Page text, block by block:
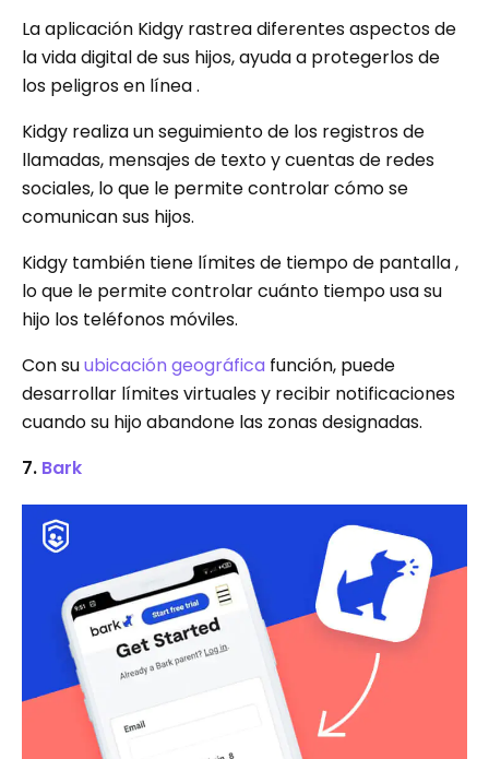
La aplicación Kidgy rastrea diferentes aspectos de
la vida digital de sus hijos, ayuda a protegerlos de
los peligros en línea .
Kidgy realiza un seguimiento de los registros de
llamadas, mensajes de texto y cuentas de redes
sociales, lo que le permite controlar cómo se
comunican sus hijos.
Kidgy también tiene límites de tiempo de pantalla ,
lo que le permite controlar cuánto tiempo usa su
hijo los teléfonos móviles.
Con suubicación geográfica función, puede
desarrollar límites virtuales y recibir notificaciones
cuando su hijo abandone las zonas designadas.
7. Bark